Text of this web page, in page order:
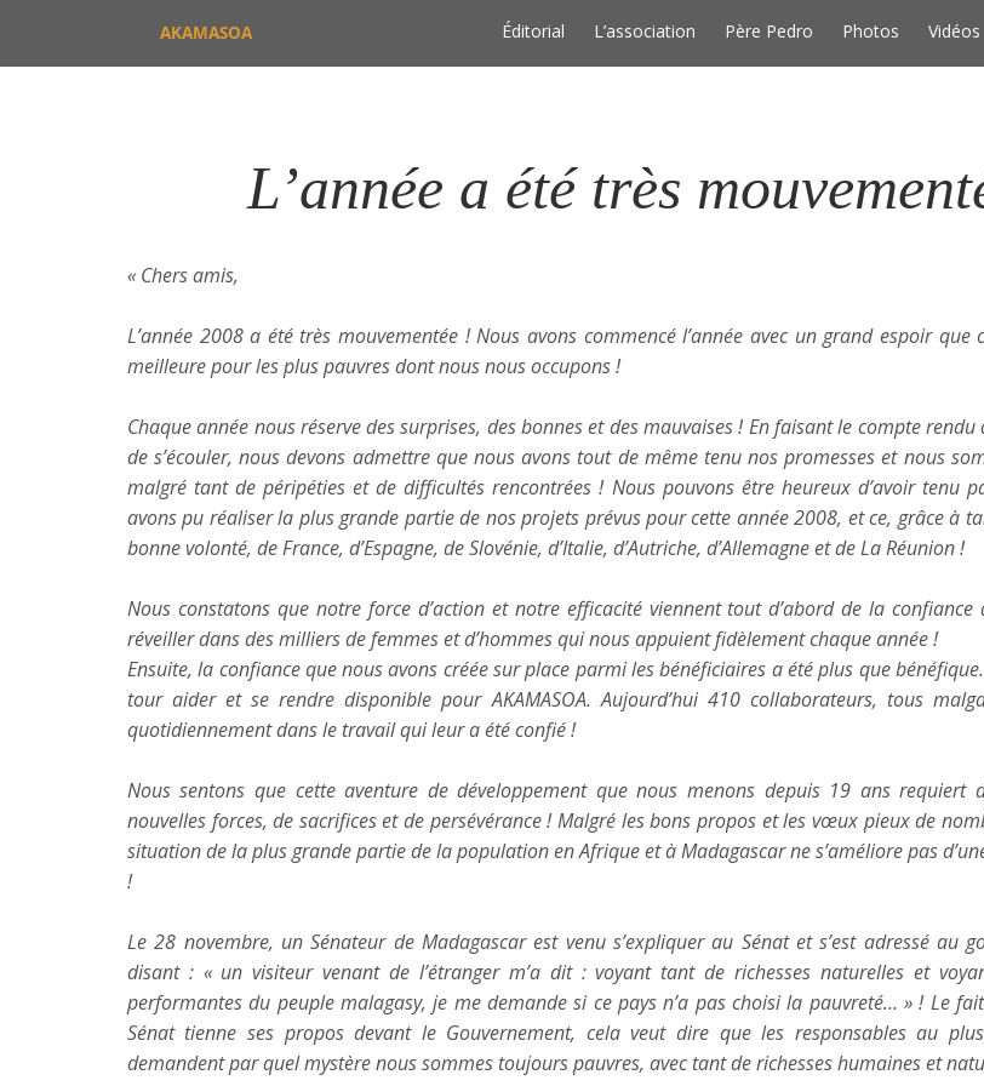
AKAMASOA Éditorial L’association Père Pedro Photos Vidéos
L’année a été très
« Chers amis,
L’année 2008 a été très mouvementée ! Nous avons commencé l’année avec un grand espoir que
meilleure pour les plus pauvres dont nous nous occupons !
Chaque année nous réserve des surprises, des bonnes et des mauvaises ! En faisant le compte rendu
de s’écouler, nous devons admettre que nous avons tout de même tenu nos promesses et nous
malgré tant de péripéties et de difficultés rencontrées ! Nous pouvons être heureux d’avoir tenu
avons pu réaliser la plus grande partie de nos projets prévus pour cette année 2008, et ce, grâce à
bonne volonté, de France, d’Espagne, de Slovénie, d’Italie, d’Autriche, d’Allemagne et de La Réunion !
Nous constatons que notre force d’action et notre efficacité viennent tout d’abord de la confiance
réveiller dans des milliers de femmes et d’hommes qui nous appuient fidèlement chaque année !
Ensuite, la confiance que nous avons créée sur place parmi les bénéficiaires a été plus que
tour aider et se rendre disponible pour AKAMASOA. Aujourd’hui 410 collaborateurs, tous
quotidiennement dans le travail qui leur a été confié !
Nous sentons que cette aventure de développement que nous menons depuis 19 ans requiert
nouvelles forces, de sacrifices et de persévérance ! Malgré les bons propos et les vœux pieux de
situation de la plus grande partie de la population en Afrique et à Madagascar ne s’améliore pas
!
Le 28 novembre, un Sénateur de Madagascar est venu s’expliquer au Sénat et s’est adressé au
disant : « un visiteur venant de l’étranger m’a dit : voyant tant de richesses naturelles et
performantes du peuple malagasy, je me demande si ce pays n’a pas choisi la pauvreté… » ! Le
Sénat tienne ses propos devant le Gouvernement, cela veut dire que les responsables au
demandent par quel mystère nous sommes toujours pauvres, avec tant de richesses humaines et